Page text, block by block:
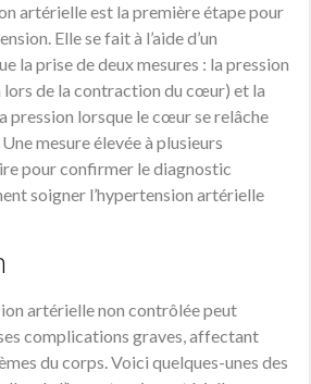
artérielle est la première étape pour
Elle se fait à l’aide d’un
la prise de deux mesures : la pression
lors de la contraction du cœur) et la
pression lorsque le cœur se relâche
mesure élevée à plusieurs
pour confirmer le diagnostic
soigner l’hypertension artérielle
artérielle non contrôlée peut
complications graves, affectant
du corps. Voici quelques-unes des